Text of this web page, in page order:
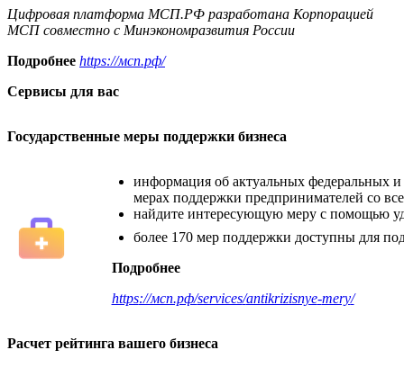
Цифровая платформа МСП.РФ разработана Корпорацией
МСП совместно с Минэкономразвития России
Подробнее https://мсп.рф/
Сервисы для вас
Государственные меры поддержки бизнеса
информация об актуальных федеральных
мерах поддержки предпринимателей со
найдите интересующую меру с помощью
более 170 мер поддержки доступны для
Подробнее
https://мсп.рф/services/antikrizisnye-mery/
Расчет рейтинга вашего бизнеса